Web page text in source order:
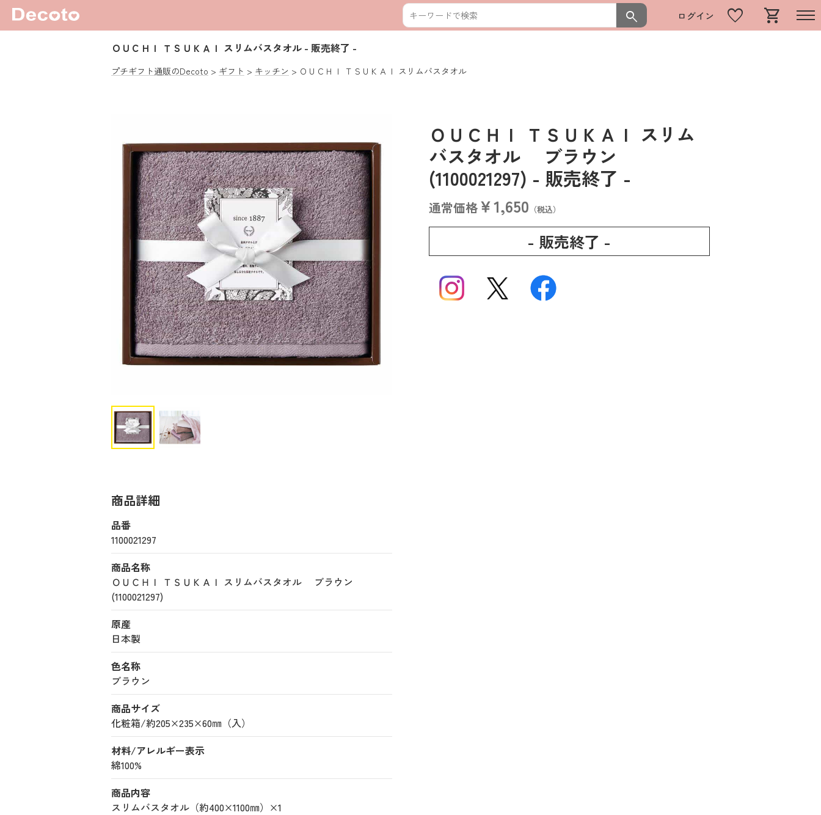
search ログイン favorite shopping_cart
ＯＵＣＨＩ ＴＳＵＫＡＩ スリムバスタオル - 販売終了 -
プチギフト通販のDecoto ギフト キッチン ＯＵＣＨＩ ＴＳＵＫＡＩ スリムバスタオル
ＯＵＣＨＩ ＴＳＵＫＡＩ スリム
バスタオル ブラウン
(1100021297) - 販売終了 -
通常価格￥1,650 （税込）
- 販売終了 -
商品詳細
品番
1100021297
商品名称
ＯＵＣＨＩ ＴＳＵＫＡＩ スリムバスタオル ブラウン
(1100021297)
原産
日本製
色名称
ブラウン
商品サイズ
化粧箱/約205×235×60㎜（入）
材料/アレルギー表示
綿100%
商品内容
スリムバスタオル（約400×1100㎜）×1